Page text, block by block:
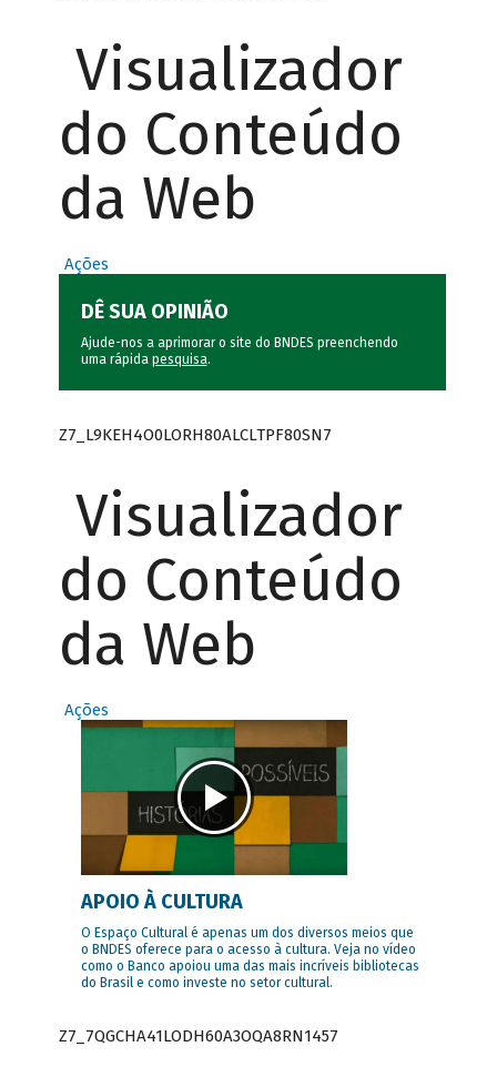
Visualizador
do Conteúdo
da Web
Ações
DÊ SUA OPINIÃO
Ajude-nos a aprimorar o site do BNDES preenchendo
uma rápida pesquisa.
Z7_L9KEH4O0LORH80ALCLTPF80SN7
Visualizador
do Conteúdo
da Web
Ações
APOIO À CULTURA
O Espaço Cultural é apenas um dos diversos meios que
o BNDES oferece para o acesso à cultura. Veja no vídeo
como o Banco apoiou uma das mais incríveis bibliotecas
do Brasil e como investe no setor cultural.
Z7_7QGCHA41LODH60A3OQA8RN1457